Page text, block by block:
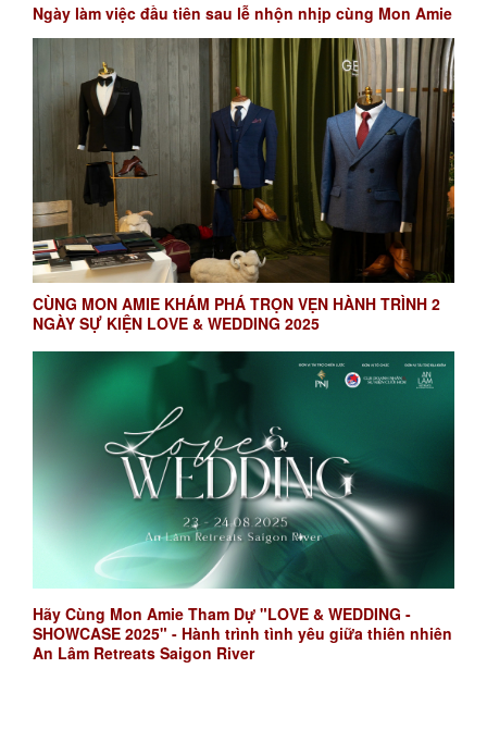
Ngày làm việc đầu tiên sau lễ nhộn nhịp cùng Mon Amie
CÙNG MON AMIE KHÁM PHÁ TRỌN VẸN HÀNH TRÌNH 2
NGÀY SỰ KIỆN LOVE & WEDDING 2025
Hãy Cùng Mon Amie Tham Dự "LOVE & WEDDING -
SHOWCASE 2025" - Hành trình tình yêu giữa thiên nhiên
An Lâm Retreats Saigon River